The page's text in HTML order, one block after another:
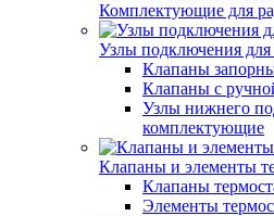
Комплектующие для
Узлы подключения для
Клапаны
Клапаны с
Узлы нижнего
комплектующие
Клапаны и элементы
Клапаны
Элементы